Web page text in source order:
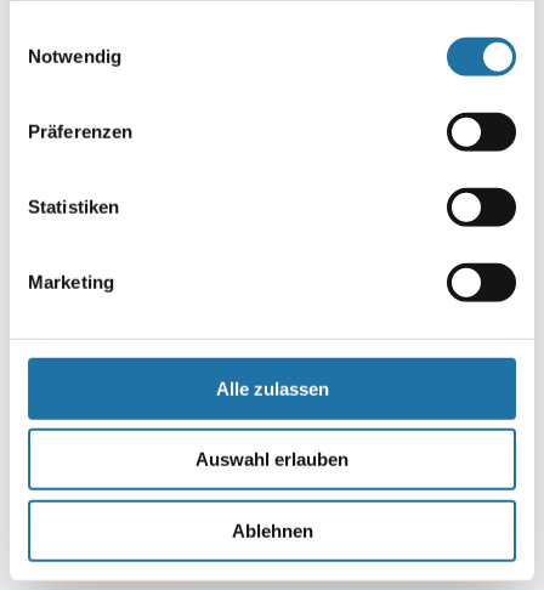
unsererDatenschutzerklärung
Notwendig
Präferenzen
Statistiken
Marketing
Alle zulassen
Auswahl erlauben
Ablehnen